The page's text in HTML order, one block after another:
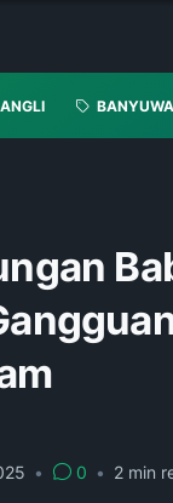
• 0 • 2 min